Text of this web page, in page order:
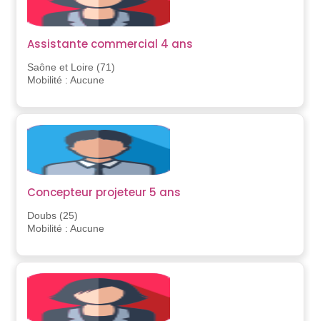
Assistante commercial 4 ans
Saône et Loire (71)
Mobilité : Aucune
Concepteur projeteur 5 ans
Doubs (25)
Mobilité : Aucune